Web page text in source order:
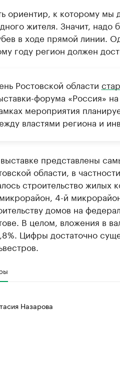
ориентир, к которому
жителя. Значит,
в ходе прямой линии.
году регион должен
Ростовской области
форума «Россия»
мероприятия
властями региона и
представлены
области, в
строительство
4-й
домов на
В целом, вложения в
Цифры достаточно
Назарова